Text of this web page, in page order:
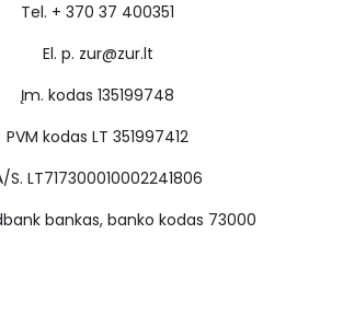
Tel. + 370 37 400351
El. p. zur@zur.lt
Įm. kodas 135199748
PVM kodas LT 351997412
S. LT717300010002241806
bankas, banko kodas 73000